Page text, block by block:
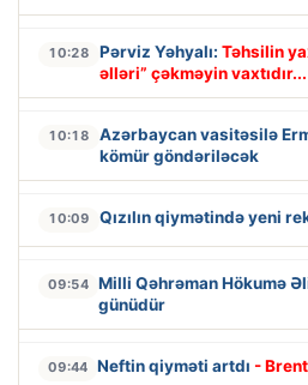
10:28 Pərviz Yəhyalı: Təhsilin
əlləri” çəkməyin vaxtıdır...
10:18
Azərbaycan vasitəsilə
kömür göndəriləcək
10:09 Qızılın qiymətində yeni
09:54 Milli Qəhrəman Hökumə
günüdür
09:44 Neftin qiyməti artdı -